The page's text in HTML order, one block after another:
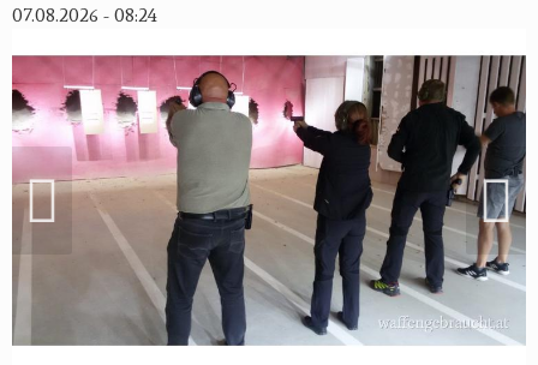
07.08.2026 - 08:24